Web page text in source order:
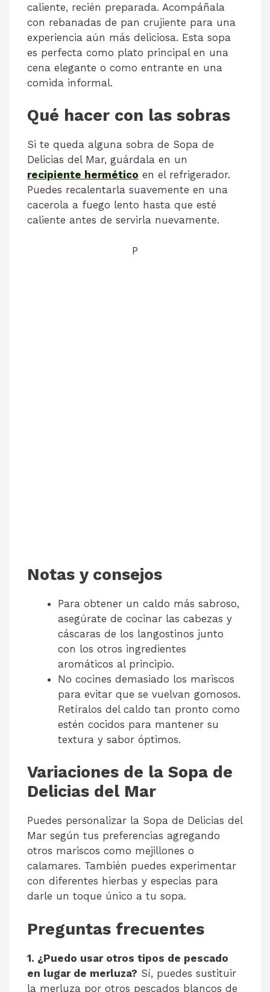
caliente, recién preparada. Acompáñala
con rebanadas de pan crujiente para una
experiencia aún más deliciosa. Esta sopa
es perfecta como plato principal en una
cena elegante o como entrante en una
comida informal.
Qué hacer con las sobras
Si te queda alguna sobra de Sopa de
Delicias del Mar, guárdala en un
recipiente hermético en el refrigerador.
Puedes recalentarla suavemente en una
cacerola a fuego lento hasta que esté
caliente antes de servirla nuevamente.
P
Notas y consejos
Para obtener un caldo más sabroso,
asegúrate de cocinar las cabezas y
cáscaras de los langostinos junto
con los otros ingredientes
aromáticos al principio.
No cocines demasiado los mariscos
para evitar que se vuelvan gomosos.
Retíralos del caldo tan pronto como
estén cocidos para mantener su
textura y sabor óptimos.
Variaciones de la Sopa de
Delicias del Mar
Puedes personalizar la Sopa de Delicias del
Mar según tus preferencias agregando
otros mariscos como mejillones o
calamares. También puedes experimentar
con diferentes hierbas y especias para
darle un toque único a tu sopa.
Preguntas frecuentes
1. ¿Puedo usar otros tipos de pescado
en lugar de merluza? Sí, puedes sustituir
la merluza por otros pescados blancos de